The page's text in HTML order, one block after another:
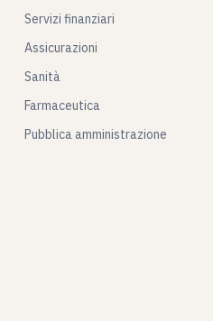
Servizi finanziari
Assicurazioni
Sanità
Farmaceutica
Pubblica amministrazione